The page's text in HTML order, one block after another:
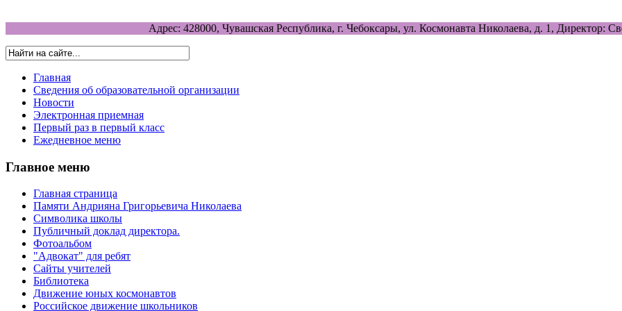
Адрес: 428000, Чувашская Республика, г. Чебоксары, ул. Космонавта Николаева, д. 1, Директор:
Главная
Сведения об образовательной организации
Новости
Электронная приемная
Первый раз в первый класс
Ежедневное меню
Главное меню
Главная страница
Памяти Андрияна Григорьевича Николаева
Символика школы
Публичный доклад директора.
Фотоальбом
"Адвокат" для ребят
Сайты учителей
Библиотека
Движение юных космонавтов
Российское движение школьников